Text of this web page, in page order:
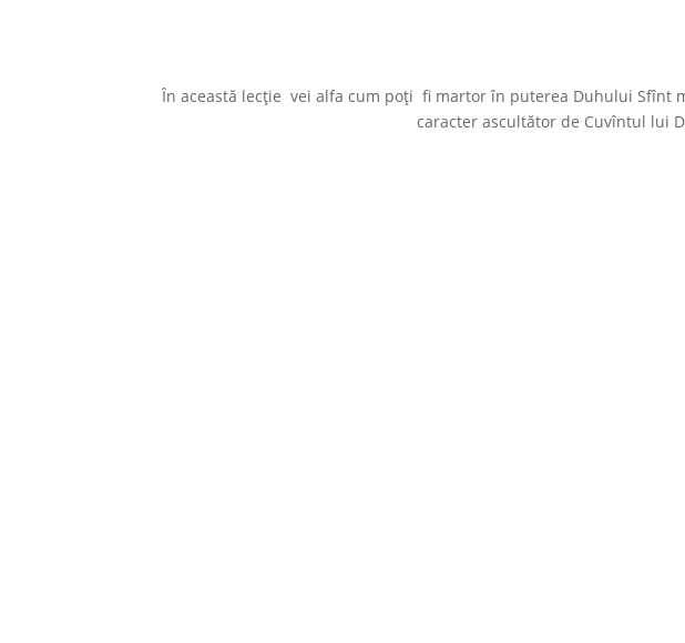
În această lecție vei alfa cum poți fi martor în puterea Duhului Sfînt
caracter ascultător de Cuvîntul lui